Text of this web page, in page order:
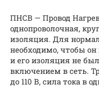
ПНСВ — Провод
однопроволочная,
изоляция. Для
необходимо, чтобы
и его изоляция не
включением в сеть.
до 110 В, сила тока в